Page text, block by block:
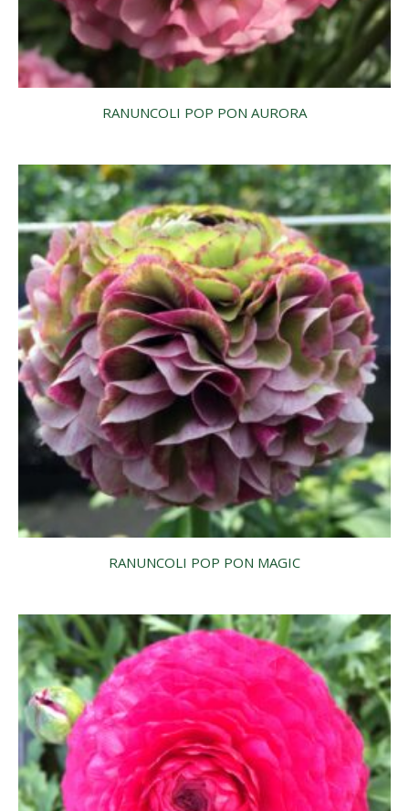
RANUNCOLI POP PON AURORA
RANUNCOLI POP PON MAGIC